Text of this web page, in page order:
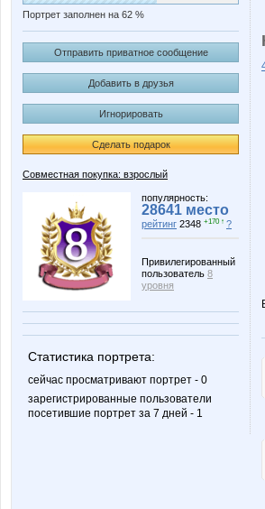
Портрет заполнен на 62 %
Отправить приватное сообщение
Добавить в друзья
Игнорировать
Сделать подарок
Совместная покупка: взрослый
популярность:
28641 место
рейтинг 2348 +170 ↑ ?
Привилегированный
пользователь 8
уровня
Статистика портрета:
сейчас просматривают портрет - 0
зарегистрированные пользователи
посетившие портрет за 7 дней - 1